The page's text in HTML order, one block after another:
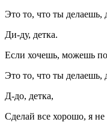
Это то, что ты делаешь,
Ди-ду, детка.
Если хочешь, можешь
Это то, что ты делаешь,
Д-до, детка,
Сделай все хорошо, я не